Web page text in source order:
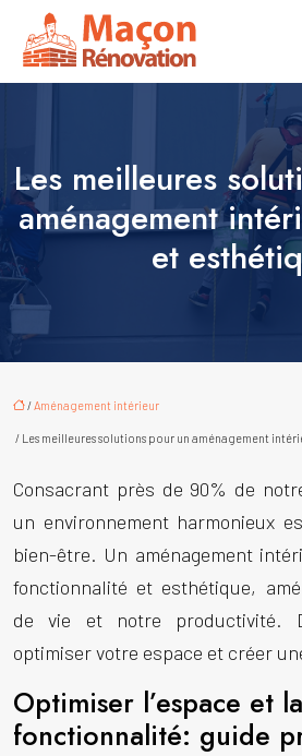
Les meilleures
aménagement
et
/Aménagement intérieur
/ Les meilleures solutions pour un aménagement
Consacrant près de 90% de
un environnement harmonieux
bien-être. Un aménagement
fonctionnalité et esthétique,
de vie et notre productivité.
optimiser votre espace et créer
Optimiser l’espace et la
fonctionnalité: guide